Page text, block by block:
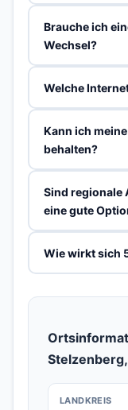
Brauche ich
Wechsel?
Welche
Kann ich
behalten?
Sind regionale
eine gute
Wie wirkt sich
LANDKREIS